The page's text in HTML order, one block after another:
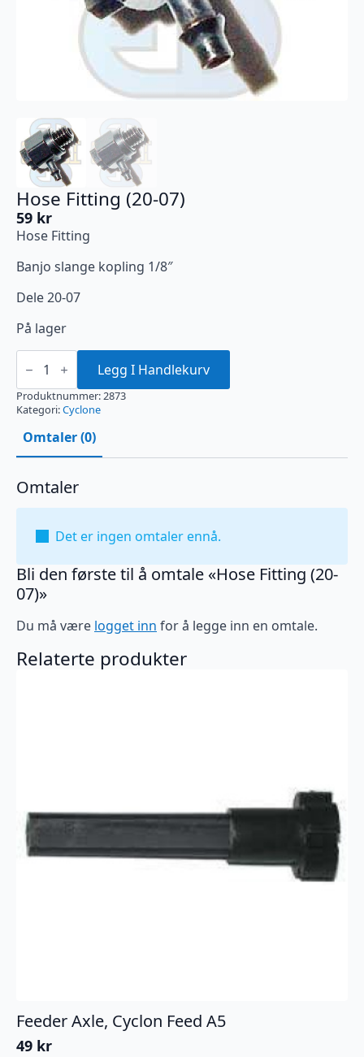
Hose Fitting (20-07)
59 kr
Hose Fitting
Banjo slange kopling 1/8″
Dele 20-07
På lager
Hose
Fitting
07)
antall
Legg I Handlekurv
Produktnummer:2873
Kategori:Cyclone
Omtaler (0)
Omtaler
Det er ingen omtaler ennå.
Bli den første til å omtale «Hose Fitting (20-
07)»
Du må være logget inn for å legge inn en omtale.
Relaterte produkter
Feeder Axle, Cyclon Feed A5
49 kr